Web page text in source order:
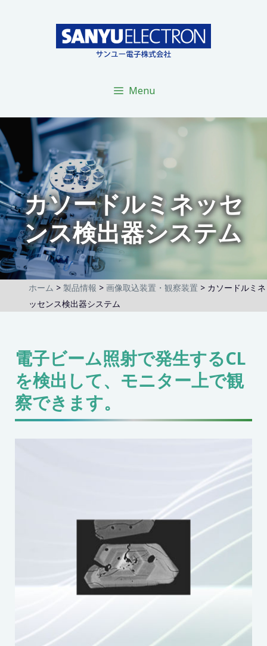
キ
ッ
プ
Menu
カソードルミネッセ
ンス検出器システム
ホーム 製品情報 画像取込装置・観察装置
カソードルミネ
ッセンス検出器システム
電子ビーム照射で発生するCL
を検出して、モニター上で観
察できます。